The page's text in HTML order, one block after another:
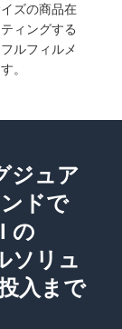
ズの商品在
ィングする
ルフィルメ
。
ジュア
ドで
の
ソリュ
入まで